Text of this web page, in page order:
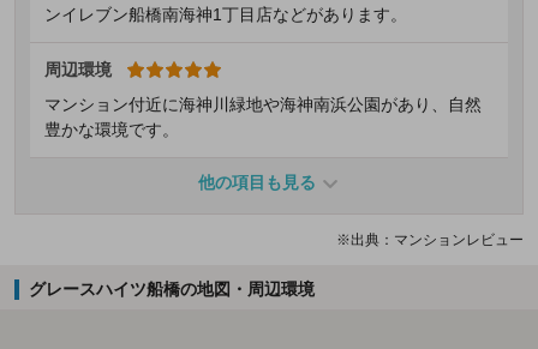
ンイレブン船橋南海神1丁目店などがあります。
周辺環境
マンション付近に海神川緑地や海神南浜公園があり、自然
豊かな環境です。
他の項目も見る
※出典：マンションレビュー
グレースハイツ船橋の地図・周辺環境